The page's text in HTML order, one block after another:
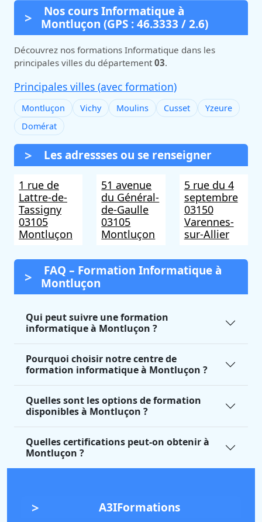
Nos cours Informatique à
Montluçon (GPS : 46.3333 / 2.6)
Découvrez nos formations Informatique dans les
principales villes du département 03.
Principales villes (avec formation)
Montluçon Vichy Moulins Cusset
Yzeure
Domérat
Les adressses ou se renseigner
1 rue de
Lattre-de-
Tassigny
03105
Montluçon
51 avenue
du Général-
de-Gaulle
03105
Montluçon
5 rue du 4
septembre
03150
Varennes-
sur-Allier
FAQ – Formation Informatique à
Montluçon
Qui peut suivre une formation
informatique à Montluçon ?
Pourquoi choisir notre centre de
formation informatique à Montluçon ?
Quelles sont les options de formation
disponibles à Montluçon ?
Quelles certifications peut-on obtenir à
Montluçon ?
A3IFormations